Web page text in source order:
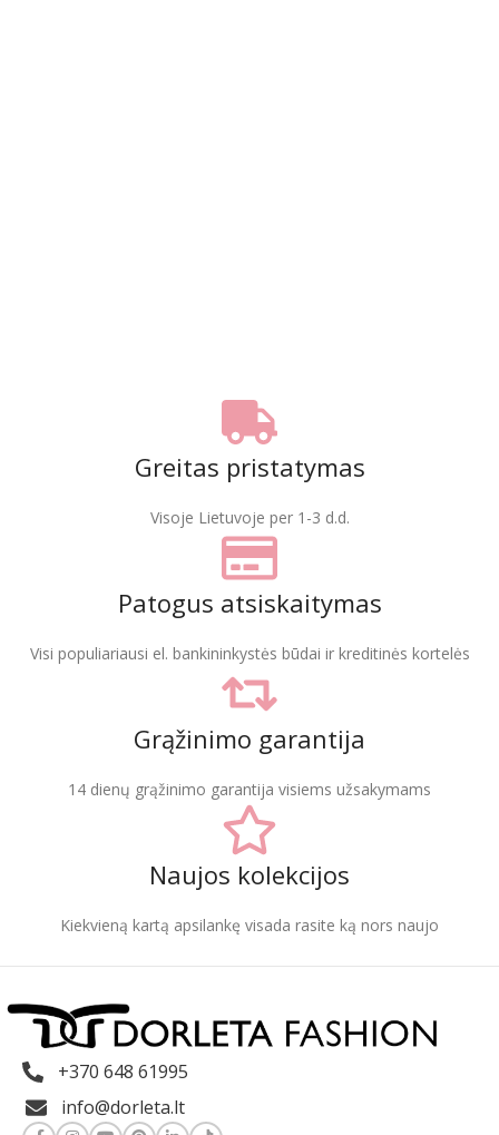
Greitas pristatymas
Visoje Lietuvoje per 1-3 d.d.
Patogus atsiskaitymas
Visi populiariausi el. bankininkystės būdai ir kreditinės kortelės
Grąžinimo garantija
14 dienų grąžinimo garantija visiems užsakymams
Naujos kolekcijos
Kiekvieną kartą apsilankę visada rasite ką nors naujo
+370 648 61995
info@dorleta.lt